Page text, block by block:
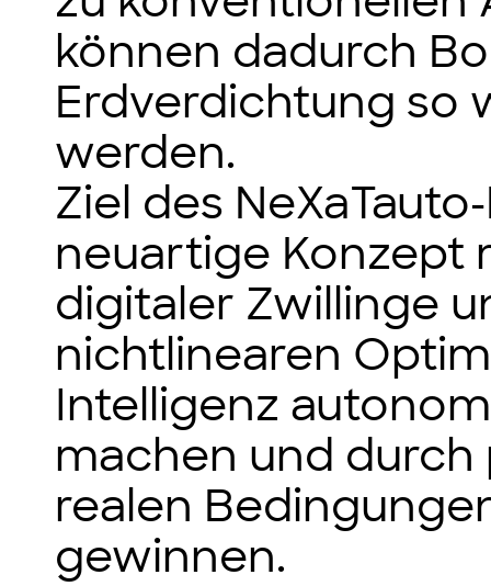
können dadurch
Erdverdichtung so
werden.
Ziel des
neuartige Konzept
digitaler Zwillinge
nichtlinearen
Intelligenz
machen und durch
realen
gewinnen.